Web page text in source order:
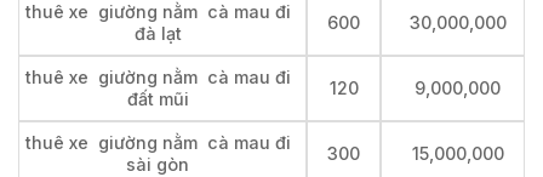
thuê xe giường nằm cà mau đi
đà lạt
600 30,000,000
thuê xe giường nằm cà mau đi
đất mũi
120 9,000,000
thuê xe giường nằm cà mau đi
sài gòn
300 15,000,000